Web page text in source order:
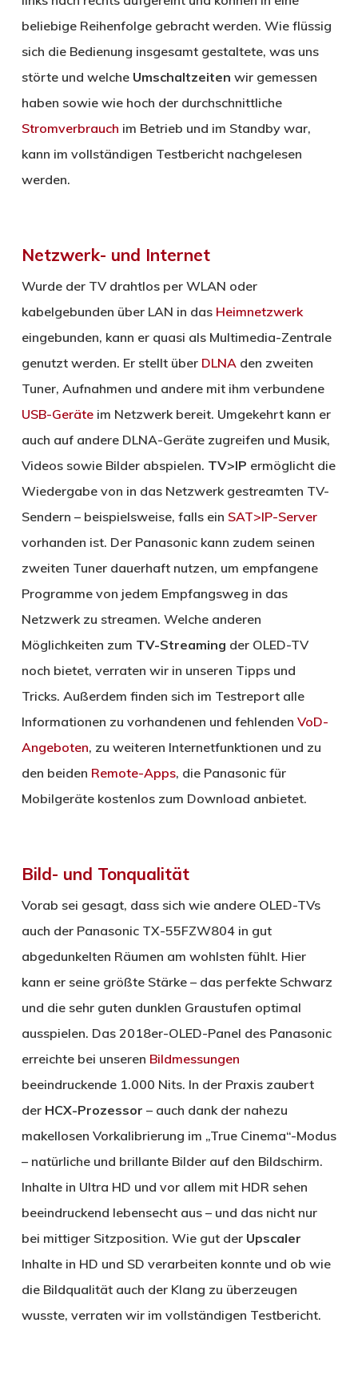
beliebige Reihenfolge gebracht werden. Wie flüssig
sich die Bedienung insgesamt gestaltete, was uns
störte und welche Umschaltzeiten wir gemessen
haben sowie wie hoch der durchschnittliche
Stromverbrauch im Betrieb und im Standby war,
kann im vollständigen Testbericht nachgelesen
werden.
Netzwerk- und Internet
Wurde der TV drahtlos per WLAN oder
kabelgebunden über LAN in das Heimnetzwerk
eingebunden, kann er quasi als Multimedia-Zentrale
genutzt werden. Er stellt über DLNA den zweiten
Tuner, Aufnahmen und andere mit ihm verbundene
USB-Geräteim Netzwerk bereit. Umgekehrt kann er
auch auf andere DLNA-Geräte zugreifen und Musik,
Videos sowie Bilder abspielen. TV>IP ermöglicht die
Wiedergabe von in das Netzwerk gestreamten TV-
Sendern – beispielsweise, falls ein SAT>IP-Server
vorhanden ist. Der Panasonic kann zudem seinen
zweiten Tuner dauerhaft nutzen, um empfangene
Programme von jedem Empfangsweg in das
Netzwerk zu streamen. Welche anderen
Möglichkeiten zum TV-Streaming der OLED-TV
noch bietet, verraten wir in unseren Tipps und
Tricks. Außerdem finden sich im Testreport alle
Informationen zu vorhandenen und fehlenden VoD-
Angeboten, zu weiteren Internetfunktionen und zu
den beiden Remote-Apps, die Panasonic für
Mobilgeräte kostenlos zum Download anbietet.
Bild- und Tonqualität
Vorab sei gesagt, dass sich wie andere OLED-TVs
auch der Panasonic TX-55FZW804 in gut
abgedunkelten Räumen am wohlsten fühlt. Hier
kann er seine größte Stärke – das perfekte Schwarz
und die sehr guten dunklen Graustufen optimal
ausspielen. Das 2018er-OLED-Panel des Panasonic
erreichte bei unseren Bildmessungen
beeindruckende 1.000 Nits. In der Praxis zaubert
der HCX-Prozessor – auch dank der nahezu
makellosen Vorkalibrierung im „True Cinema“-Modus
– natürliche und brillante Bilder auf den Bildschirm.
Inhalte in Ultra HD und vor allem mit HDR sehen
beeindruckend lebensecht aus – und das nicht nur
bei mittiger Sitzposition. Wie gut der Upscaler
Inhalte in HD und SD verarbeiten konnte und ob wie
die Bildqualität auch der Klang zu überzeugen
wusste, verraten wir im vollständigen Testbericht.